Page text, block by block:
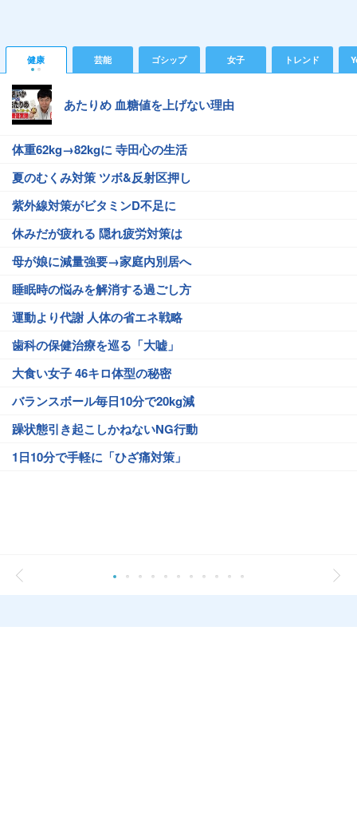
健康 芸能 ゴシップ 女子 トレンド
あたりめ 血糖値を上げない理由
体重62kg→82kgに 寺田心の生活
夏のむくみ対策 ツボ&反射区押し
紫外線対策がビタミンD不足に
休みだが疲れる 隠れ疲労対策は
母が娘に減量強要→家庭内別居へ
睡眠時の悩みを解消する過ごし方
運動より代謝 人体の省エネ戦略
歯科の保健治療を巡る「大嘘」
大食い女子 46キロ体型の秘密
バランスボール毎日10分で20kg減
躁状態引き起こしかねないNG行動
1日10分で手軽に「ひざ痛対策」